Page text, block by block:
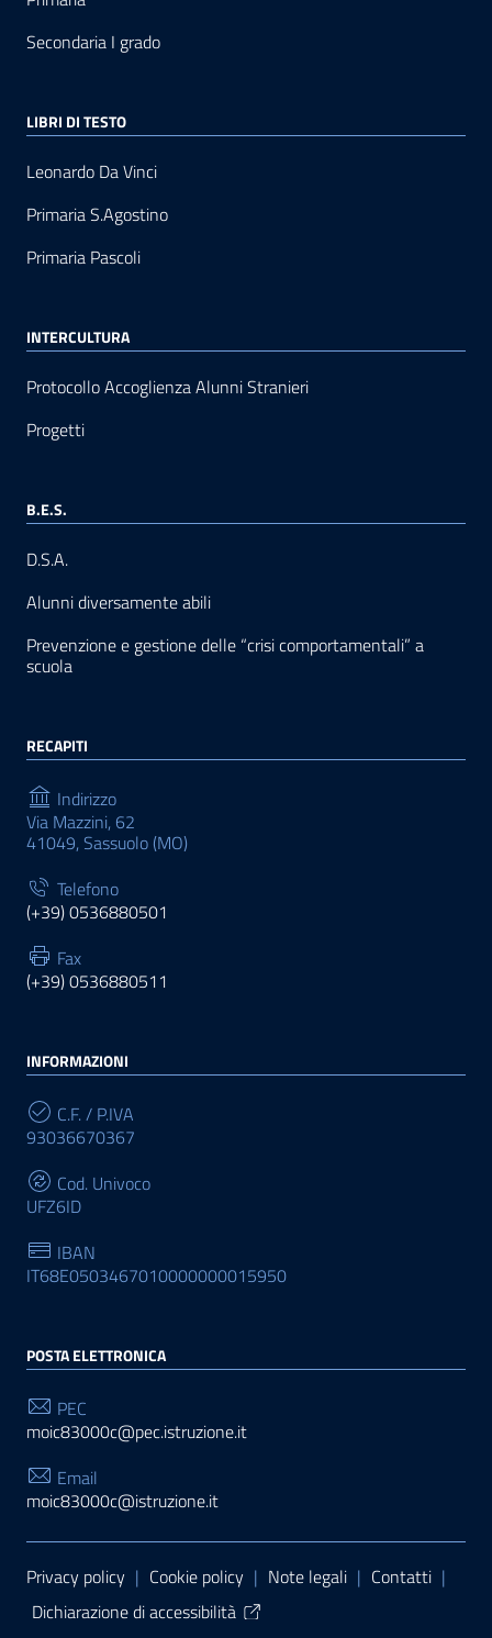
Secondaria I grado
LIBRI DI TESTO
Leonardo Da Vinci
Primaria S.Agostino
Primaria Pascoli
INTERCULTURA
Protocollo Accoglienza Alunni Stranieri
Progetti
B.E.S.
D.S.A.
Alunni diversamente abili
Prevenzione e gestione delle “crisi comportamentali” a
scuola
RECAPITI
Indirizzo
Via Mazzini, 62
41049, Sassuolo (MO)
Telefono
(+39) 0536880501
Fax
(+39) 0536880511
INFORMAZIONI
C.F. / P.IVA
93036670367
Cod. Univoco
UFZ6ID
IBAN
IT68E0503467010000000015950
POSTA ELETTRONICA
PEC
moic83000c@pec.istruzione.it
Email
moic83000c@istruzione.it
Sezione Link Utili
Privacy policy | Cookie policy | Note legali | Contatti |
Dichiarazione di accessibilità